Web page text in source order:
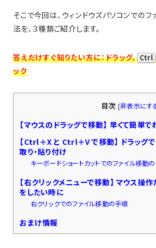
そこで今回は、ウィンドウズパソコンでの
法を、３種類ご紹介します。
答えだけすぐ知りたい方に：ドラッグ、 Ctrl
ック
目次 [非表示にす
【マウスのドラッグで移動】 早くて簡単
【Ctrl＋X と Ctrl＋V で移動】 ドラッグ
取り・貼り付け
キーボードショートカットでのファイル移動
【右クリックメニューで移動】 マウス操
をしたい時に
右クリックでのファイル移動の手順
おまけ情報